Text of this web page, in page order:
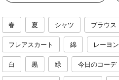
春 夏 シャツ ブラウス
フレアスカート 綿 レーヨン
白 黒 緑 今日のコーデ